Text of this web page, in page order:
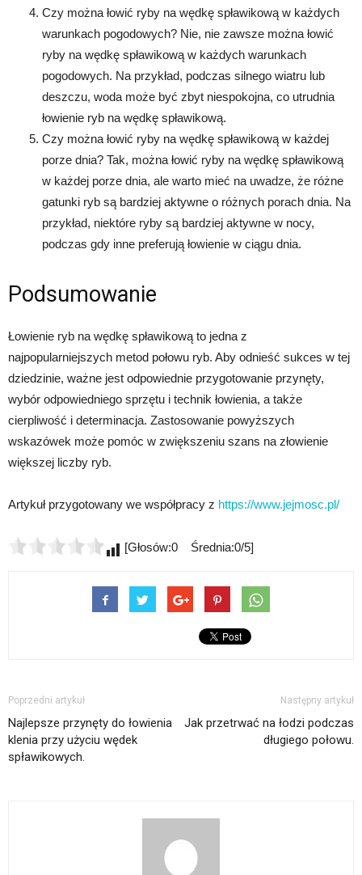
Czy można łowić ryby na wędkę spławikową w każdych
warunkach pogodowych? Nie, nie zawsze można łowić
ryby na wędkę spławikową w każdych warunkach
pogodowych. Na przykład, podczas silnego wiatru lub
deszczu, woda może być zbyt niespokojna, co utrudnia
łowienie ryb na wędkę spławikową.
Czy można łowić ryby na wędkę spławikową w każdej
porze dnia? Tak, można łowić ryby na wędkę spławikową
w każdej porze dnia, ale warto mieć na uwadze, że różne
gatunki ryb są bardziej aktywne o różnych porach dnia. Na
przykład, niektóre ryby są bardziej aktywne w nocy,
podczas gdy inne preferują łowienie w ciągu dnia.
Podsumowanie
Łowienie ryb na wędkę spławikową to jedna z
najpopularniejszych metod połowu ryb. Aby odnieść sukces w tej
dziedzinie, ważne jest odpowiednie przygotowanie przynęty,
wybór odpowiedniego sprzętu i technik łowienia, a także
cierpliwość i determinacja. Zastosowanie powyższych
wskazówek może pomóc w zwiększeniu szans na złowienie
większej liczby ryb.
Artykuł przygotowany we współpracy z https://www.jejmosc.pl/
[Głosów:0 Średnia:0/5]
Poprzedni artykuł
Najlepsze przynęty do łowienia
klenia przy użyciu wędek
spławikowych.
Następny artykuł
Jak przetrwać na łodzi podczas
długiego połowu.